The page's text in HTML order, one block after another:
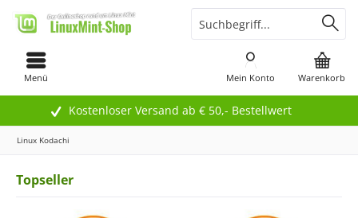
Kostenloser Versand ab € 50,- Bestellwert
Menü Warenkorb
Mein Konto
Linux Kodachi
Topseller